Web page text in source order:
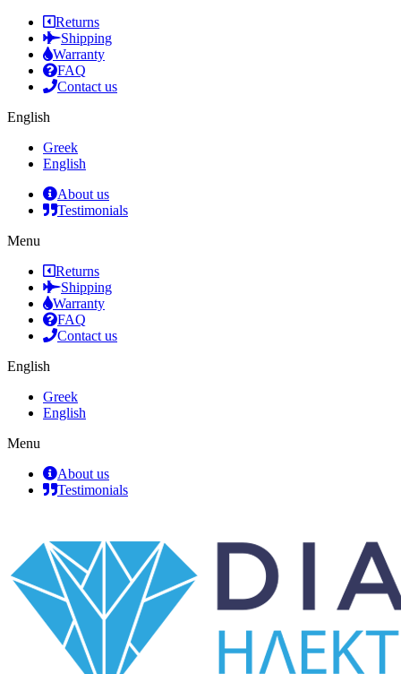
Returns
Shipping
Warranty
FAQ
Contact us
English
Greek
English
About us
Testimonials
Menu
Returns
Shipping
Warranty
FAQ
Contact us
English
Greek
English
Menu
About us
Testimonials